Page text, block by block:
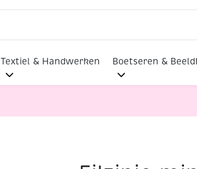
Textiel & Handwerken Boetseren &